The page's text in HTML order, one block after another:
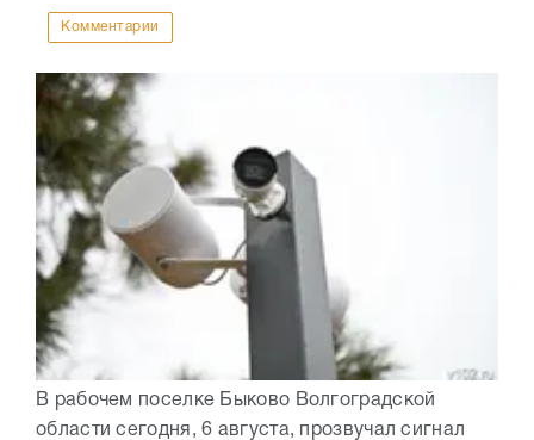
Комментарии
В рабочем поселке Быково Волгоградской
области сегодня, 6 августа, прозвучал сигнал